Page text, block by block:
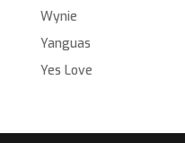
Wynie
Yanguas
Yes Love